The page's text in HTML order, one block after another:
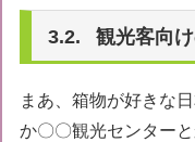
観光客向
まあ、箱物が好きな
か〇〇観光センター